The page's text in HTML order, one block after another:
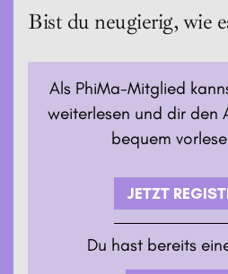
Bist du neugierig, wie
Als PhiMa-Mitglied
weiterlesen und dir den
bequem
JETZT
Du hast bereits